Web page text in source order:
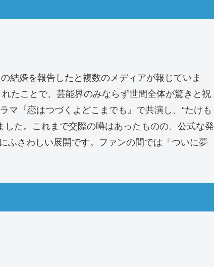
結婚を報告したと複数のメディアが報じていま
たことで、芸能界のみならず世間全体が驚きと祝
マ『恋はつづくよどこまでも』で共演し、“たけも
た。これまで交際の噂はあったものの、公式な発
ふさわしい展開です。ファンの間では「ついに夢